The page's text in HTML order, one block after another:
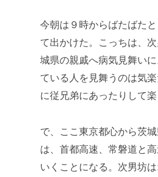
今朝は９時からばたばた
て出かけた。こっちは、
城県の親戚へ病気見舞い
ている人を見舞うのは気
に従兄弟にあったりして楽
で、ここ東京都心から茨
は、首都高速、常磐道と
いくことになる。次男坊